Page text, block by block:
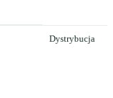
Dystrybucja